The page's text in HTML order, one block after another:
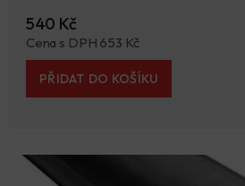
540 Kč
Cena s DPH 653 Kč
PŘIDAT DO KOŠÍKU